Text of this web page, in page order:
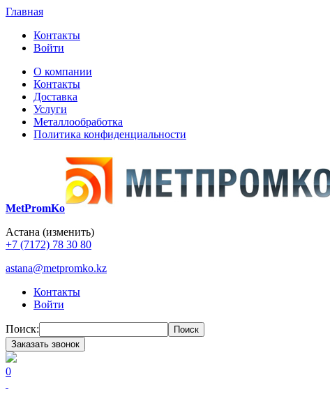
Главная
Контакты
Войти
О компании
Контакты
Доставка
Услуги
Металлообработка
Политика конфиденциальности
MetPromKo
Астана (изменить)
+7 (7172) 78 30 80
astana@metpromko.kz
Контакты
Войти
Поиск:
Поиск
Заказать звонок
0